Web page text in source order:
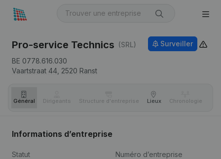
Pro-service Technics (SRL)
BE 0778.616.030
Vaartstraat 44, 2520 Ranst
Surveiller
Général Dirigeants Structure d'entreprise Lieux Chronologie
Informations d’entreprise
Statut
Numéro d’entreprise